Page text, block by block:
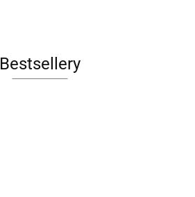
Bestsellery